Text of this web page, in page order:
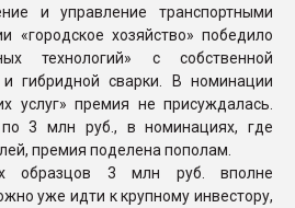
и управление транспортными
«городское хозяйство» победило
технологий» с собственной
и гибридной сварки. В номинации
услуг» премия не присуждалась.
по 3 млн руб., в номинациях, где
премия поделена пополам.
образцов 3 млн руб. вполне
уже идти к крупному инвестору,